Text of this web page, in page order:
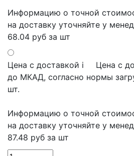
Информацию о точной
на доставку уточняйте у
68.04 руб за шт
Цена с доставкой i
Цена с
до МКАД, согласно нормы
шт.
Информацию о точной
на доставку уточняйте у
87.48 руб за шт